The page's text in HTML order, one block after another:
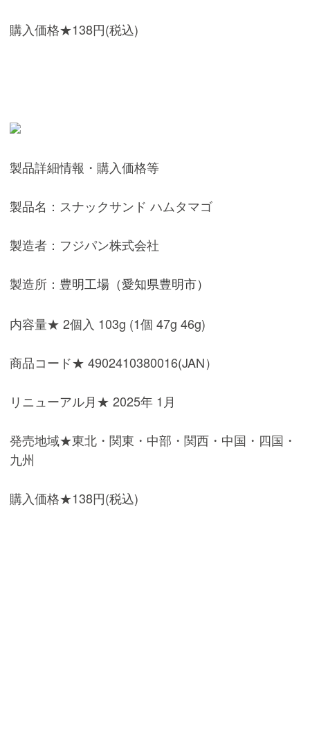
購入価格★138円(税込)
製品詳細情報・購入価格等
製品名：スナックサンド ハムタマゴ
製造者：フジパン株式会社
製造所： 豊明工場（愛知県豊明市）
内容量★ 2個入 103g (1個 47g 46g)
商品コード★ 4902410380016(JAN）
リニューアル月★ 2025年 1月
発売地域★東北・関東・中部・関西・中国・四国・
九州
購入価格★138円(税込)